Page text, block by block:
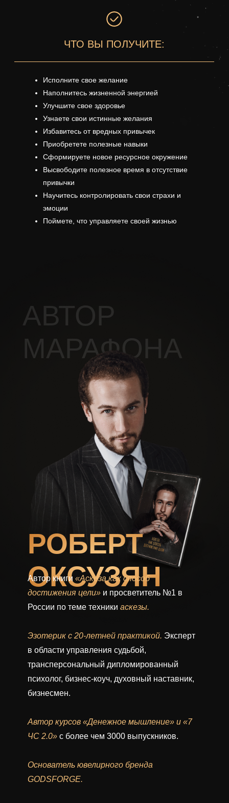
ЧТО ВЫ ПОЛУЧИТЕ:
Исполните свое желание
Наполнитесь жизненной энергией
Улучшите свое здоровье
Узнаете свои истинные желания
Избавитесь от вредных привычек
Приобретете полезные навыки
Сформируете новое ресурсное окружение
Высвободите полезное время в отсутствие
привычки
Научитесь контролировать свои страхи и
эмоции
Поймете, что управляете своей жизнью
АВТОР
МАРАФОНА
РОБЕРТ
ОКСУЗЯН
Автор книги «Аскеза как способ
достижения цели» и просветитель №1 в
России по теме техники аскезы.
Эзотерик с 20-летней практикой. Эксперт
в области управления судьбой,
трансперсональный дипломированный
психолог, бизнес-коуч, духовный наставник,
бизнесмен.
Автор курсов «Денежное мышление» и «7
ЧС 2.0» с более чем 3000 выпускников.
Основатель ювелирного бренда
GODSFORGE.